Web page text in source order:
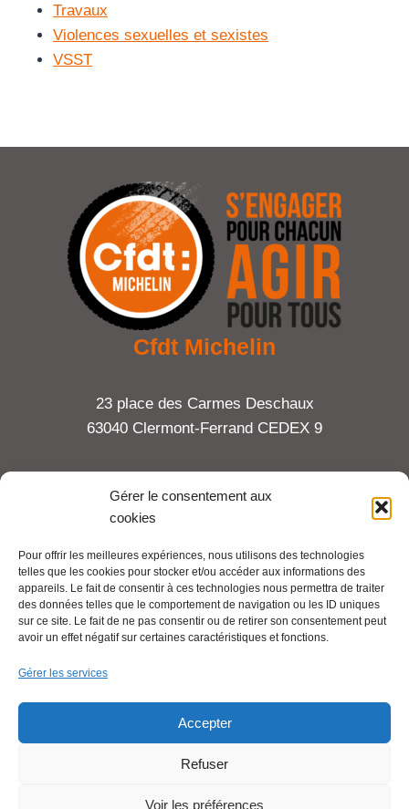
Gérer le consentement aux
cookies
Pour offrir les meilleures expériences, nous utilisons des technologies
telles que les cookies pour stocker et/ou accéder aux informations des
appareils. Le fait de consentir à ces technologies nous permettra de traiter
des données telles que le comportement de navigation ou les ID uniques
sur ce site. Le fait de ne pas consentir ou de retirer son consentement peut
avoir un effet négatif sur certaines caractéristiques et fonctions.
Gérer les services
Accepter
Refuser
Voir les préférences
Travaux
Violences sexuelles et sexistes
VSST
Cfdt Michelin
23 place des Carmes Deschaux
63040 Clermont-Ferrand CEDEX 9
Tel : 06 65 27 23 81
Mentions légales
Pour aller plus loin :
Se syndiquer en ligne
Nous contacter